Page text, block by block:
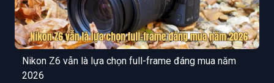
Nikon Z6 vẫn là lựa chọn full-frame đáng mua năm
2026